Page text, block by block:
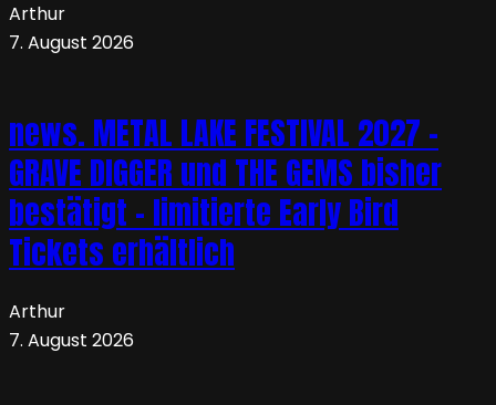
Arthur
7. August 2026
news. METAL LAKE FESTIVAL 2027 –
GRAVE DIGGER und THE GEMS bisher
bestätigt – limitierte Early Bird
Tickets erhältlich
Arthur
7. August 2026